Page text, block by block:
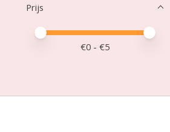
Prijs
Minimale prijswaarde
Price maximum value
€0 - €5